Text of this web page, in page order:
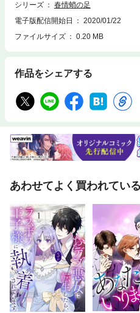
シリーズ
春情蛸の足
電子版配信開始日
2020/01/22
ファイルサイズ
0.20 MB
作品をシェアする
あわせてよく買われてい